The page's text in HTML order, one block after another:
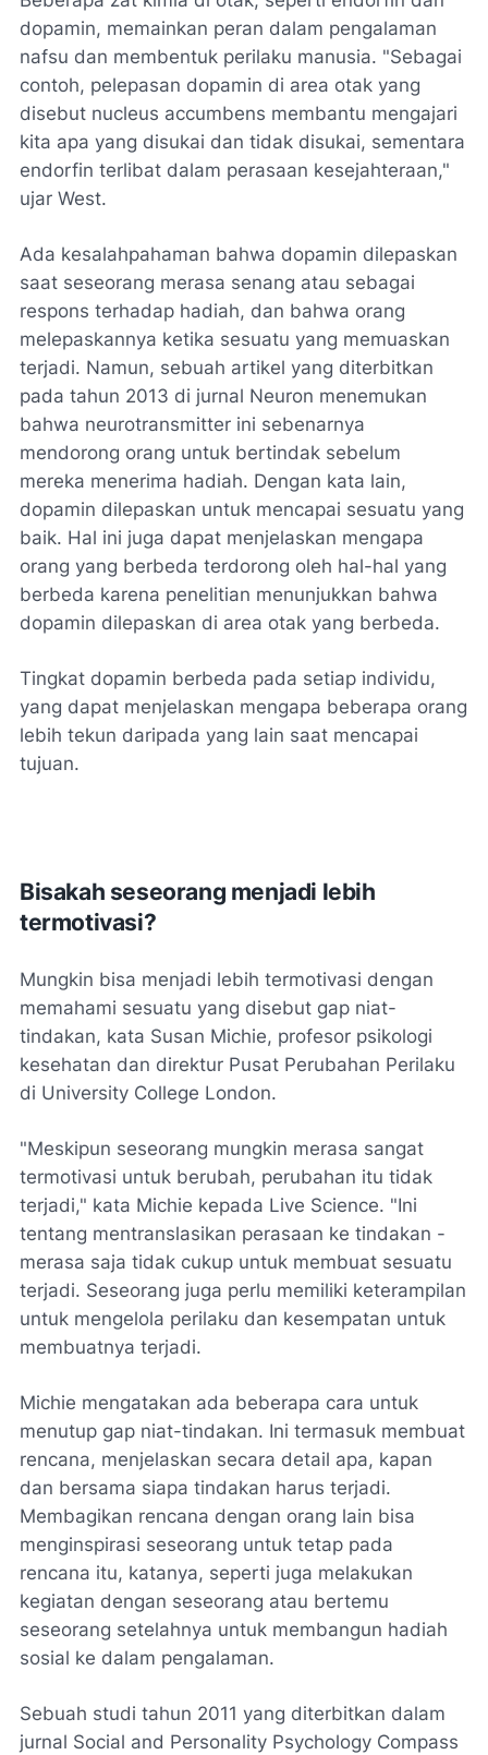
dopamin, memainkan peran dalam pengalaman
nafsu dan membentuk perilaku manusia. "Sebagai
contoh, pelepasan dopamin di area otak yang
disebut nucleus accumbens membantu mengajari
kita apa yang disukai dan tidak disukai, sementara
endorfin terlibat dalam perasaan kesejahteraan,"
ujar West.
Ada kesalahpahaman bahwa dopamin dilepaskan
saat seseorang merasa senang atau sebagai
respons terhadap hadiah, dan bahwa orang
melepaskannya ketika sesuatu yang memuaskan
terjadi. Namun, sebuah artikel yang diterbitkan
pada tahun 2013 di jurnal Neuron menemukan
bahwa neurotransmitter ini sebenarnya
mendorong orang untuk bertindak sebelum
mereka menerima hadiah. Dengan kata lain,
dopamin dilepaskan untuk mencapai sesuatu yang
baik. Hal ini juga dapat menjelaskan mengapa
orang yang berbeda terdorong oleh hal-hal yang
berbeda karena penelitian menunjukkan bahwa
dopamin dilepaskan di area otak yang berbeda.
Tingkat dopamin berbeda pada setiap individu,
yang dapat menjelaskan mengapa beberapa orang
lebih tekun daripada yang lain saat mencapai
tujuan.
Bisakah seseorang menjadi lebih
termotivasi?
Mungkin bisa menjadi lebih termotivasi dengan
memahami sesuatu yang disebut gap niat-
tindakan, kata Susan Michie, profesor psikologi
kesehatan dan direktur Pusat Perubahan Perilaku
di University College London.
"Meskipun seseorang mungkin merasa sangat
termotivasi untuk berubah, perubahan itu tidak
terjadi," kata Michie kepada Live Science. "Ini
tentang mentranslasikan perasaan ke tindakan -
merasa saja tidak cukup untuk membuat sesuatu
terjadi. Seseorang juga perlu memiliki keterampilan
untuk mengelola perilaku dan kesempatan untuk
membuatnya terjadi.
Michie mengatakan ada beberapa cara untuk
menutup gap niat-tindakan. Ini termasuk membuat
rencana, menjelaskan secara detail apa, kapan
dan bersama siapa tindakan harus terjadi.
Membagikan rencana dengan orang lain bisa
menginspirasi seseorang untuk tetap pada
rencana itu, katanya, seperti juga melakukan
kegiatan dengan seseorang atau bertemu
seseorang setelahnya untuk membangun hadiah
sosial ke dalam pengalaman.
Sebuah studi tahun 2011 yang diterbitkan dalam
jurnal Social and Personality Psychology Compass